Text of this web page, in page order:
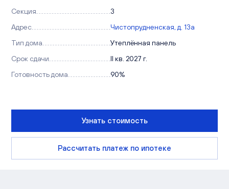
Секция
3
Адрес
Чистопрудненская, д. 13а
Тип дома
Утеплённая панель
Срок сдачи
II кв. 2027 г.
Готовность дома
90%
Узнать стоимость
Рассчитать платеж по ипотеке